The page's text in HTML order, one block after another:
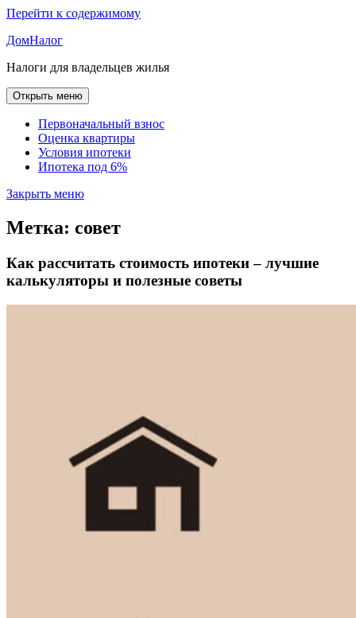
Перейти к содержимому
ДомНалог
Налоги для владельцев жилья
Открыть меню
Первоначальный взнос
Оценка квартиры
Условия ипотеки
Ипотека под 6%
Закрыть меню
Метка: совет
Как рассчитать стоимость ипотеки – лучшие
калькуляторы и полезные советы